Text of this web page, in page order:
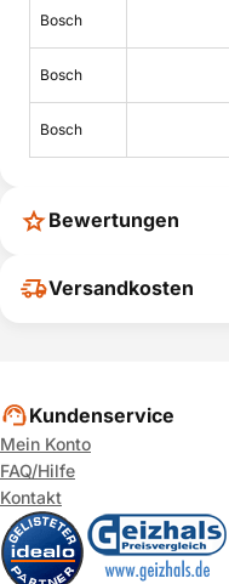
Bosch
Bosch
Bosch
Bewertungen
Versandkosten
Kundenservice
Mein Konto
FAQ/Hilfe
Kontakt